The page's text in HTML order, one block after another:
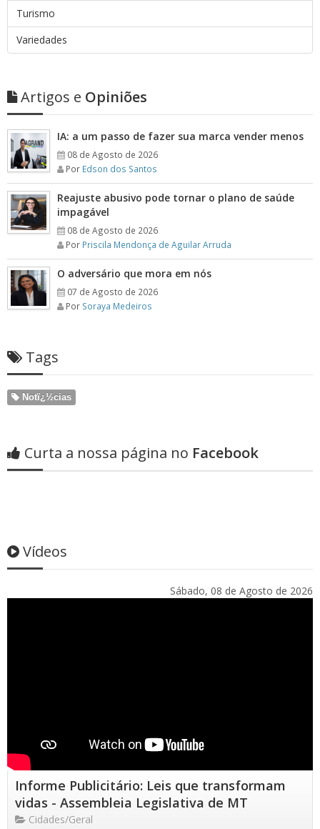
Turismo
Variedades
Artigos e Opiniões
IA: a um passo de fazer sua marca vender menos
08 de Agosto de 2026
Por Edson dos Santos
Reajuste abusivo pode tornar o plano de saúde
impagável
08 de Agosto de 2026
Por Priscila Mendonça de Aguilar Arruda
O adversário que mora em nós
07 de Agosto de 2026
Por Soraya Medeiros
Tags
Notï¿½cias
Curta a nossa página no Facebook
Vídeos
Sábado, 08 de Agosto de 2026
Informe Publicitário: Leis que transformam
vidas - Assembleia Legislativa de MT
Cidades/Geral